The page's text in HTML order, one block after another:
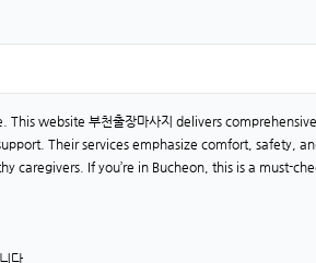
website 부천출장마사지 delivers
Their services emphasize comfort, safety,
If you’re in Bucheon, this is a must-
다.